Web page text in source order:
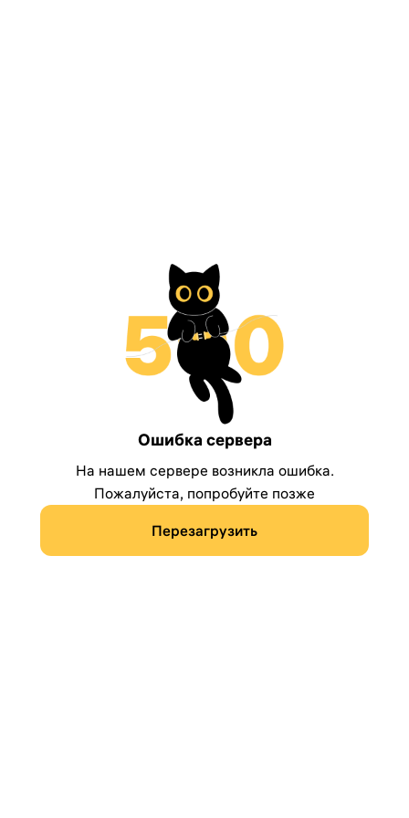
Ошибка сервера
На нашем сервере возникла ошибка.
Пожалуйста, попробуйте позже
Перезагрузить